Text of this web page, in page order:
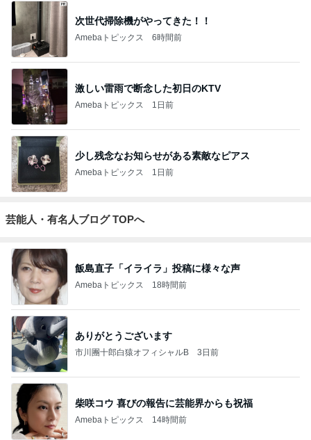
次世代掃除機がやってきた！！
Amebaトピックス 6時間前
激しい雷雨で断念した初日のKTV
Amebaトピックス 1日前
少し残念なお知らせがある素敵なピアス
Amebaトピックス 1日前
芸能人・有名人ブログ TOPへ
飯島直子「イライラ」投稿に様々な声
Amebaトピックス 18時間前
ありがとうございます
市川團十郎白猿オフィシャルB 3日前
柴咲コウ 喜びの報告に芸能界からも祝福
Amebaトピックス 14時間前